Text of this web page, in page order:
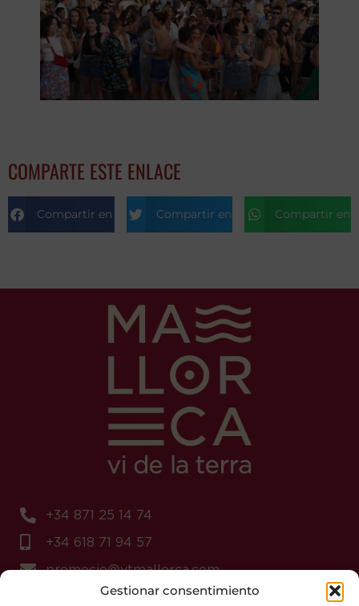
Gestionar consentimiento
COMPARTE ESTE ENLACE
Compartir en FacebookCompartir en Twitter Compartir en
+34 871 25 14 74
+34 618 71 94 57
promocio@vtmallorca.com